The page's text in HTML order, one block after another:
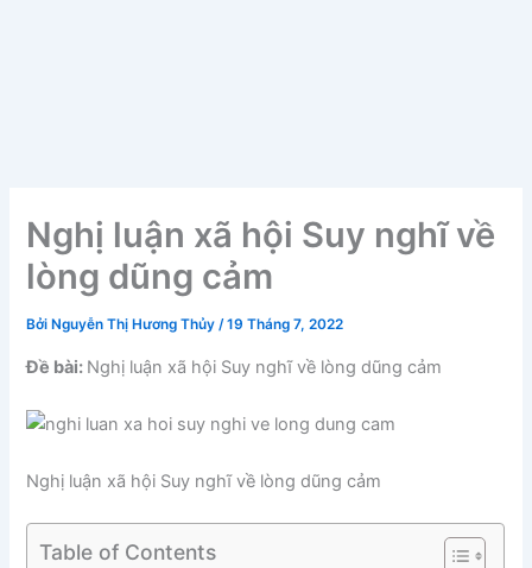
Nghị luận xã hội Suy nghĩ về
lòng dũng cảm
Bởi Nguyễn Thị Hương Thủy/19 Tháng 7, 2022
Đề bài: Nghị luận xã hội Suy nghĩ về lòng dũng cảm
Nghị luận xã hội Suy nghĩ về lòng dũng cảm
Table of Contents